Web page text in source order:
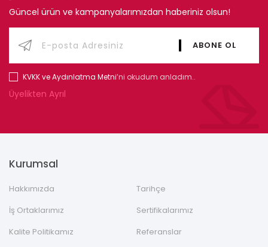
Güncel ürün ve kampanyalarımızdan haberiniz olsun!
KVKK ve Aydınlatma Metni’ni okudum anladım..
Üyelikten Ayrıl
Kurumsal
Hakkımızda
Tarihçe
İş Ortaklarımız
Sertifikalarımız
Kalite Politikamız
Referanslar